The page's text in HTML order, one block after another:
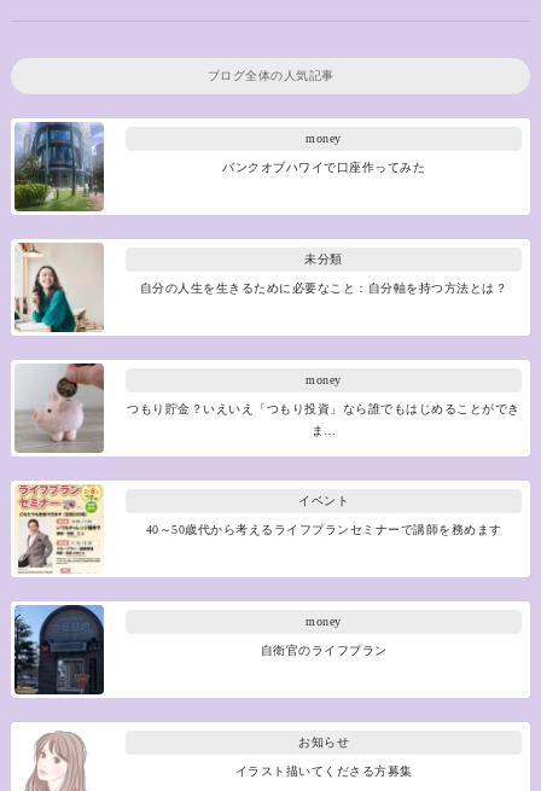
ブログ全体の人気記事
money
バンクオブハワイで口座作ってみた
未分類
自分の人生を生きるために必要なこと：自分軸を持つ方法とは？
money
つもり貯金？いえいえ「つもり投資」なら誰でもはじめることができ
ま…
イベント
40～50歳代から考えるライフプランセミナーで講師を務めます
money
自衛官のライフプラン
お知らせ
イラスト描いてくださる方募集